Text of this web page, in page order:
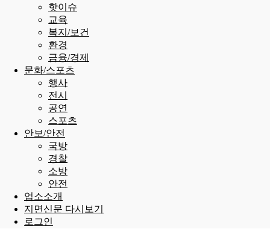
핫이슈
교육
복지/보건
환경
금융/경제
문화/스포츠
행사
전시
공연
스포츠
안보/안전
국방
경찰
소방
안전
업소소개
지면신문 다시보기
로그인